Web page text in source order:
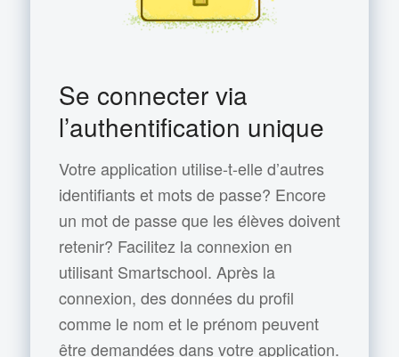
Se connecter via
l’authentification unique
Votre application utilise-t-elle d’autres
identifiants et mots de passe? Encore
un mot de passe que les élèves doivent
retenir? Facilitez la connexion en
utilisant Smartschool. Après la
connexion, des données du profil
comme le nom et le prénom peuvent
être demandées dans votre application.